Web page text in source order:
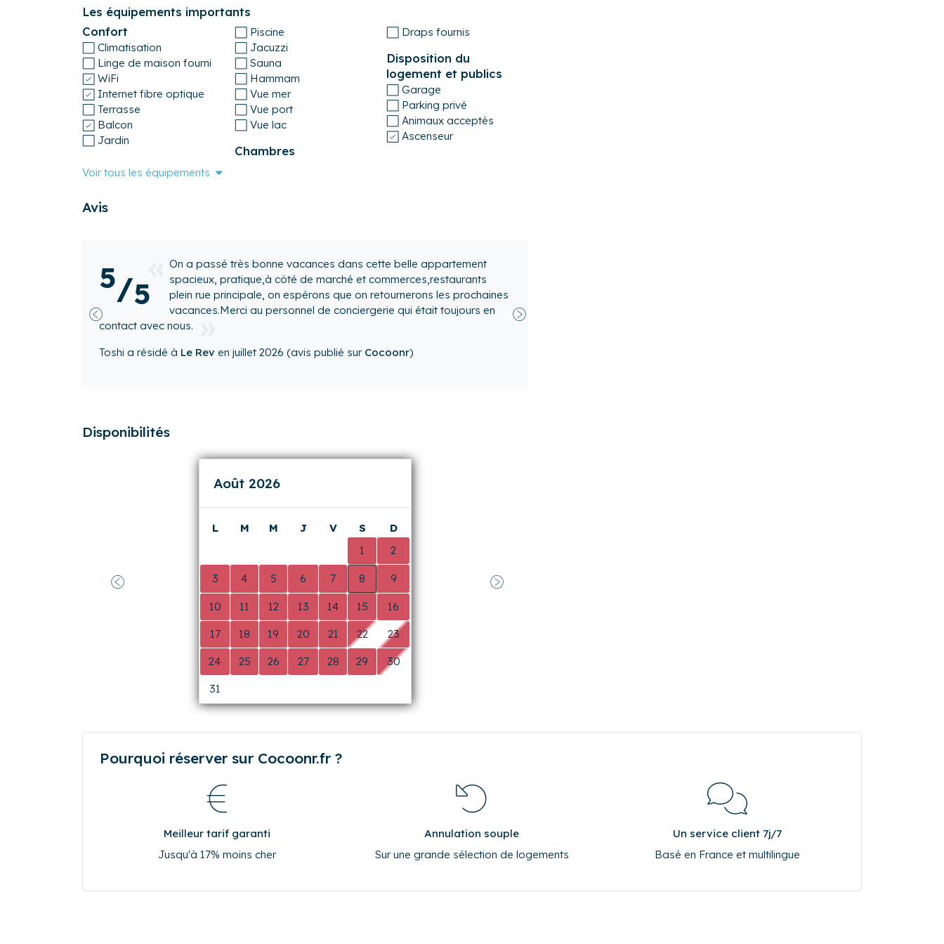
être demandé.
- En cas de non respect du règlement intérieur du logement nous nous réservons le droit
de mettre un terme à la location en cours de séjour.
Pour vous assurer un séjour aussi agréable et confortable que possible, ce logement est
géré en partenariat par les équipes de Cocoonr (service de gestion des annonces et
réservations) et une conciergerie locale.
Numéro d'enregistrement
4405500483739
Les équipements importants
Confort
Climatisation
Linge de maison fourni
WiFi
Internet fibre optique
Terrasse
Balcon
Jardin
Piscine
Jacuzzi
Sauna
Hammam
Vue mer
Vue port
Vue lac
Chambres
Draps fournis
Disposition du
logement et publics
Garage
Parking privé
Animaux acceptés
Ascenseur
Voir tous les équipements
Avis
5/5
Exceptionnel
🙂 Accueil très pro, propre, confortable
Hakima
Précédent Suivant
L M M J V S
D
0
0 0 0 0 1 2
3 4 5 6 7 8 9
10 11 12 13 14 15 16
17 18 19 20 21 22 23
24 25 26 27 28 29 30
31 0 0 0 0 0
Jusqu'à 17% moins cher
Sur une grande sélection de logements
Un service client 7j/7
Basé en France et multilingue